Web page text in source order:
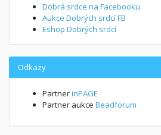
Dobrá srdce na Facebooku
Aukce Dobrých srdcí FB
Eshop Dobrých srdcí
Odkazy
PartnerinPAGE
Partner aukce Beadforum